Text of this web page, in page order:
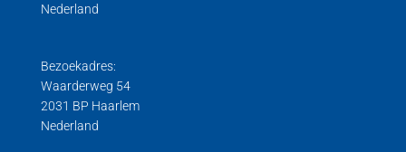
Nederland
Bezoekadres:
Waarderweg 54
2031 BP Haarlem
Nederland